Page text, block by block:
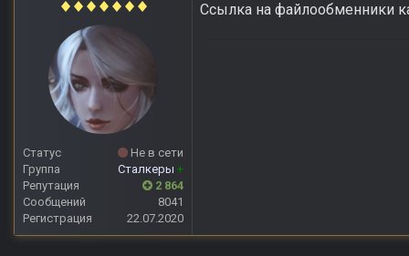
Статус
Не в сети
Группа
Сталкеры +
Репутация
2 864
Сообщений
8041
Регистрация
22.07.2020
Ссылка на файлообменники